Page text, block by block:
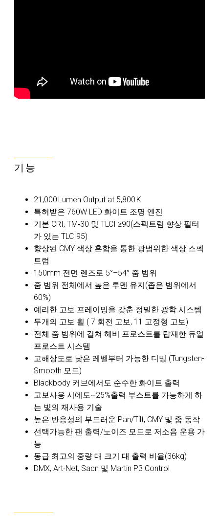
기능
21,000 Lumen Output at 5,800 K
특허받은 760W LED 화이트 조명 엔진
기본 CRI, TM‑30 및 TLCI ≥90(스펙트럼 향상 필터
가 있는 TLCI95)
향상된 CMY 색상 혼합을 통한 광범위한 색상 스펙
트럼
150mm 전면 렌즈로 5°–54° 줌 범위
줌 범위 전체에서 높은 루멘 유지(좁은 범위에서
60%)
예리한 고보 프레이밍을 갖춘 정밀한 광학 시스템
두개의 고보 휠 ( 7 회전 고보, 11 고정형 고보)
전체 줌 범위에 걸쳐 헤비 프로스트를 탑재한 듀얼
프로스트 시스템
고해상도로 낮은 레벨부터 가능한 디밍 (Tungsten-
Smooth 모드)
Blackbody 커브에서도 순수한 화이트 출력
고보사용 시에도~25%출력 부스트를 가능하게 하
는 빛의 재사용 기술
높은 반응성의 부드러운 Pan/Tilt, CMY 및 줌 동작
선택가능한 팬 출력/노이즈 모드로 저소음 운용 가
능
동급 최고의 중량 대 크기 대 출력 비율(36kg)
DMX, Art‑Net, Sacn 및 Martin P3 Control